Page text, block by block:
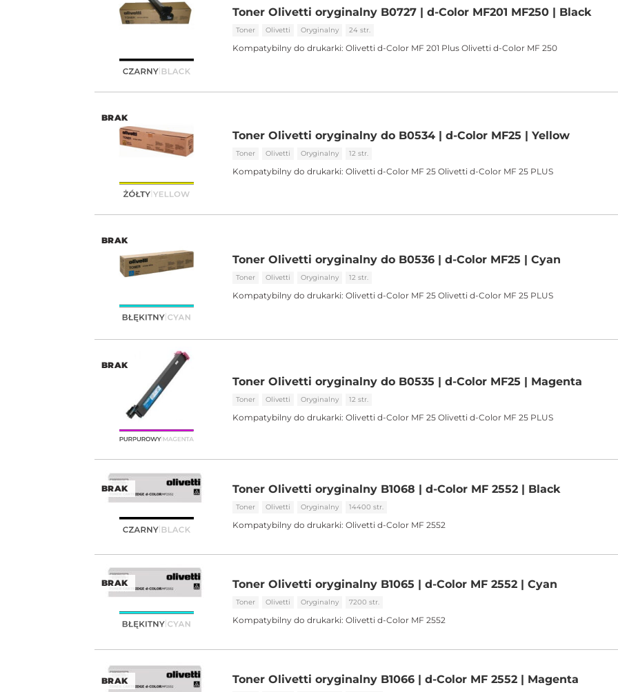
Toner Olivetti oryginalny B0727 | d-Color MF201 MF250 | Black
Toner Olivetti Oryginalny 24 str.
Kompatybilny do drukarki: Olivetti d-Color MF 201 Plus Olivetti d-Color MF 250
BRAK
Toner Olivetti oryginalny do B0534 | d-Color MF25 | Yellow
Toner Olivetti Oryginalny 12 str.
Kompatybilny do drukarki: Olivetti d-Color MF 25 Olivetti d-Color MF 25 PLUS
BRAK
Toner Olivetti oryginalny do B0536 | d-Color MF25 | Cyan
Toner Olivetti Oryginalny 12 str.
Kompatybilny do drukarki: Olivetti d-Color MF 25 Olivetti d-Color MF 25 PLUS
BRAK
Toner Olivetti oryginalny do B0535 | d-Color MF25 | Magenta
Toner Olivetti Oryginalny 12 str.
Kompatybilny do drukarki: Olivetti d-Color MF 25 Olivetti d-Color MF 25 PLUS
BRAK Toner Olivetti oryginalny B1068 | d-Color MF 2552 | Black
Toner Olivetti Oryginalny 14400 str.
Kompatybilny do drukarki: Olivetti d-Color MF 2552
BRAK Toner Olivetti oryginalny B1065 | d-Color MF 2552 | Cyan
Toner Olivetti Oryginalny 7200 str.
Kompatybilny do drukarki: Olivetti d-Color MF 2552
BRAK Toner Olivetti oryginalny B1066 | d-Color MF 2552 | Magenta